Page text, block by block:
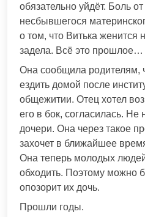
обязательно уйдёт. Боль
несбывшегося
о том, что Витька женится
задела. Всё это прошлое…
Она сообщила родителям,
ездить домой после
общежитии. Отец хотел
его в бок, согласилась. Не
дочери. Она через такое
захочет в ближайшее
Она теперь молодых
обходить. Поэтому можно
опозорит их дочь.
Прошли годы.